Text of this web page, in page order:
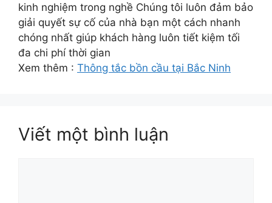
kinh nghiệm trong nghề Chúng tôi luôn đảm bảo
giải quyết sự cố của nhà bạn một cách nhanh
chóng nhất giúp khách hàng luôn tiết kiệm tối
đa chi phí thời gian
Xem thêm : Thông tắc bồn cầu tại Bắc Ninh
Viết một bình luận